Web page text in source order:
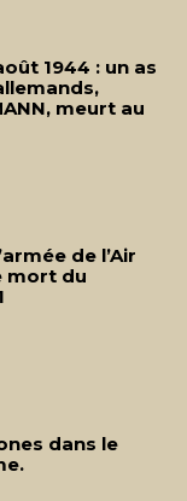
1944 : un as
meurt au
de l’Air
mort du
dans le